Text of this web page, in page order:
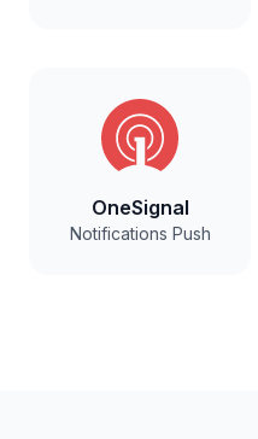
OneSignal
Notifications Push